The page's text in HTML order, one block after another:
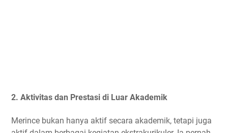
2. Aktivitas dan Prestasi di Luar Akademik
Merince bukan hanya aktif secara akademik, tetapi juga